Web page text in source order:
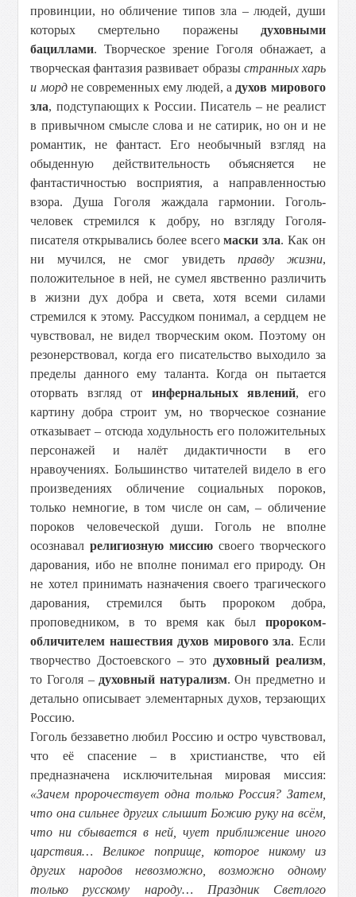
провинции, но обличение типов зла – людей, души
которых смертельно поражены духовными
бациллами. Творческое зрение Гоголя обнажает, а
творческая фантазия развивает образы странных харь
и мордне современных ему людей, а духов мирового
зла, подступающих к России. Писатель – не реалист
в привычном смысле слова и не сатирик, но он и не
романтик, не фантаст. Его необычный взгляд на
обыденную действительность объясняется не
фантастичностью восприятия, а направленностью
взора. Душа Гоголя жаждала гармонии. Гоголь-
человек стремился к добру, но взгляду Гоголя-
писателя открывались более всегомаски зла. Как он
ни мучился, не смог увидеть правду жизни,
положительное в ней, не сумел явственно различить
в жизни дух добра и света, хотя всеми силами
стремился к этому. Рассудком понимал, а сердцем не
чувствовал, не видел творческим оком. Поэтому он
резонерствовал, когда его писательство выходило за
пределы данного ему таланта. Когда он пытается
оторвать взгляд от инфернальных явлений, его
картину добра строит ум, но творческое сознание
отказывает – отсюда ходульность его положительных
персонажей и налёт дидактичности в его
нравоучениях. Большинство читателей видело в его
произведениях обличение социальных пороков,
только немногие, в том числе он сам, – обличение
пороков человеческой души. Гоголь не вполне
осознавалрелигиозную миссию своего творческого
дарования, ибо не вполне понимал его природу. Он
не хотел принимать назначения своего трагического
дарования, стремился быть пророком добра,
проповедником, в то время как был пророком-
обличителем нашествия духов мирового зла. Если
творчество Достоевского – это духовный реализм,
то Гоголя – духовный натурализм. Он предметно и
детально описывает элементарных духов, терзающих
Россию.
Гоголь беззаветно любил Россию и остро чувствовал,
что её спасение – в христианстве, что ей
предназначена исключительная мировая миссия:
«Зачем пророчествует одна только Россия? Затем,
что она сильнее других слышит Божию руку на всём,
что ни сбывается в ней, чует приближение иного
царствия… Великое поприще, которое никому из
других народов невозможно, возможно одному
только русскому народу… Праздник Светлого